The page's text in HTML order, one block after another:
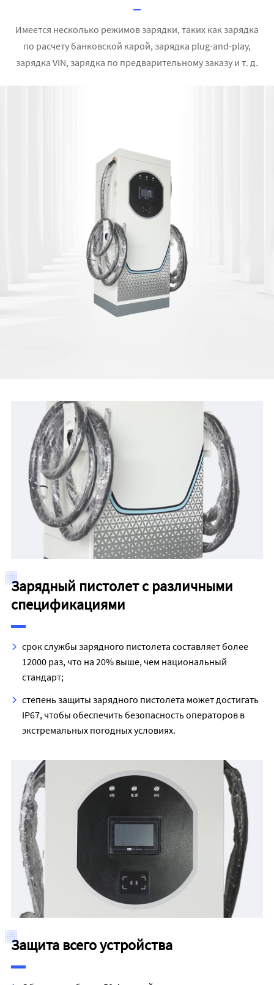
Имеется несколько режимов зарядки, таких как зарядка
по расчету банковской карой, зарядка plug-and-play,
зарядка VIN, зарядка по предварительному заказу и т. д.
Зарядный пистолет с различными
спецификациями
срок службы зарядного пистолета составляет более
12000 раз, что на 20% выше, чем национальный
стандарт;
степень защиты зарядного пистолета может достигать
IP67, чтобы обеспечить безопасность операторов в
экстремальных погодных условиях.
Защита всего устройства